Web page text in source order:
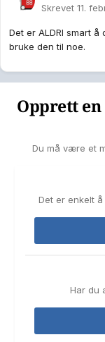
Skrevet 11.
Det er ALDRI smart
bruke den til noe.
Opprett
Du må være et
Det er enkelt
Har du